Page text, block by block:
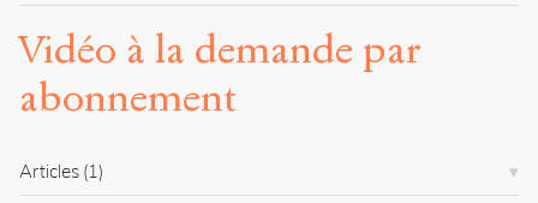
La
revue
Accueil
Présentation
Contact
À
Vidéo à la demande par
abonnement
Articles (1)